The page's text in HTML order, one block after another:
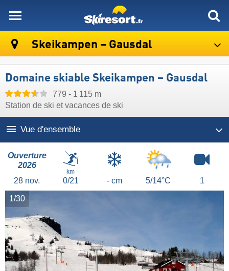
Skeikampen – Gausdal
Domaine skiable Skeikampen – Gausdal
779 - 1 115 m
Station de ski et vacances de ski
Vue d'ensemble
Ouverture
2026
28 nov.
km
0/21 - cm 5/14°C 1
1/30